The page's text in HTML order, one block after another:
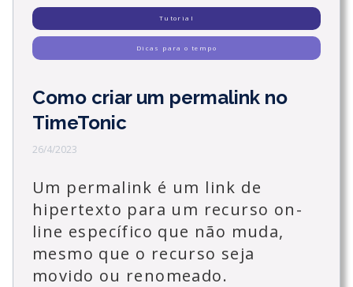
Tutorial
Dicas para o tempo
Como criar um permalink no
TimeTonic
26/4/2023
Um permalink é um link de
hipertexto para um recurso on-
line específico que não muda,
mesmo que o recurso seja
movido ou renomeado.